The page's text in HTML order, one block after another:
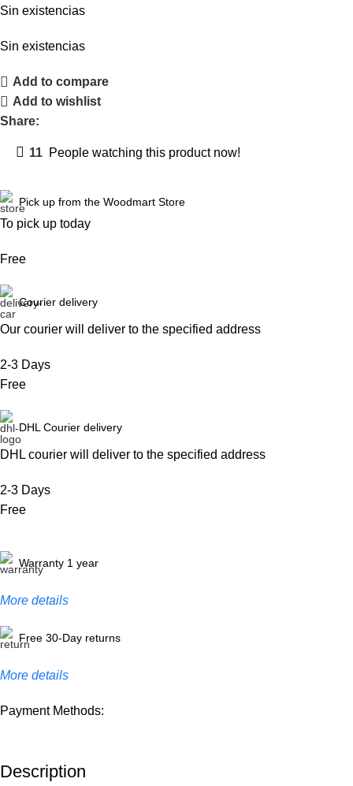
Sin existencias
Sin existencias
Add to compare
Add to wishlist
Share:
11 People watching this product now!
Pick up from the Woodmart Store
To pick up today
Free
Courier delivery
Our courier will deliver to the specified address
2-3 Days
Free
DHL Courier delivery
DHL courier will deliver to the specified address
2-3 Days
Free
Warranty 1 year
More details
Free 30-Day returns
More details
Payment Methods:
Description